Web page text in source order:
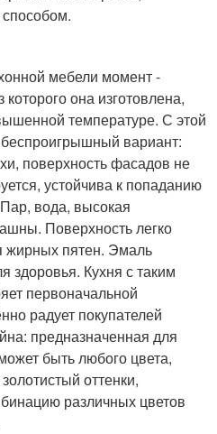
мебели момент -
она изготовлена,
температуре. С этой
вариант:
поверхность фасадов не
устойчива к попаданию
вода, высокая
Поверхность легко
жирных пятен. Эмаль
здоровья. Кухня с таким
первоначальной
радует покупателей
предназначенная для
быть любого цвета,
оттенки,
различных цветов